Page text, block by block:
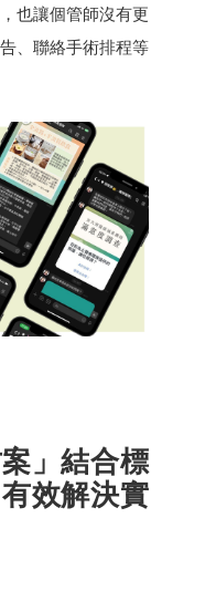
也讓個管師沒有更
、聯絡手術排程等
」結合標
效解決實